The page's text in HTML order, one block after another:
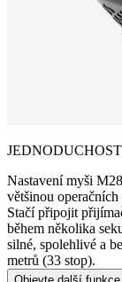
Nastavení myši
většinou
Stačí připojit
během několika
silné, spolehlivé a
metrů (33 stop).